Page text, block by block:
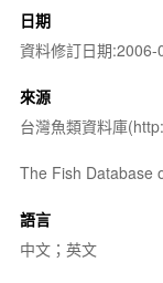
日期
資料修訂日期
來源
台灣魚類資料庫
The Fish Database
語言
中文；英文